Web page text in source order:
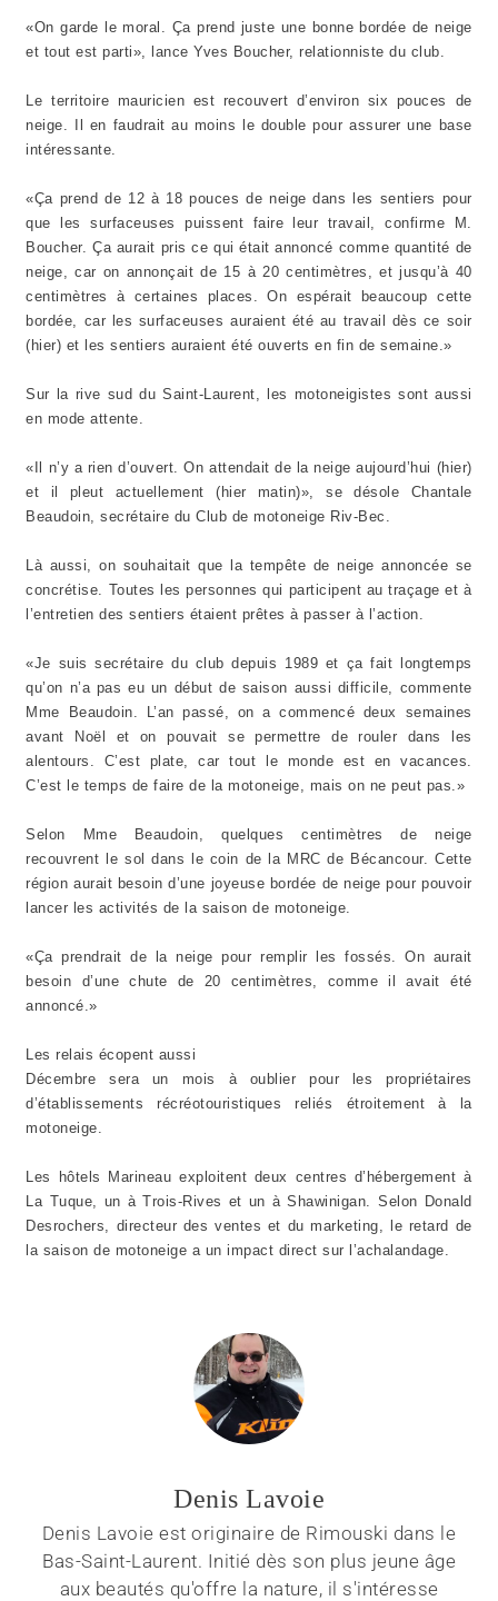
«On garde le moral. Ça prend juste une bonne bordée de neige
et tout est parti», lance Yves Boucher, relationniste du club.
Le territoire mauricien est recouvert d’environ six pouces de
neige. Il en faudrait au moins le double pour assurer une base
intéressante.
«Ça prend de 12 à 18 pouces de neige dans les sentiers pour
que les surfaceuses puissent faire leur travail, confirme M.
Boucher. Ça aurait pris ce qui était annoncé comme quantité de
neige, car on annonçait de 15 à 20 centimètres, et jusqu’à 40
centimètres à certaines places. On espérait beaucoup cette
bordée, car les surfaceuses auraient été au travail dès ce soir
(hier) et les sentiers auraient été ouverts en fin de semaine.»
Sur la rive sud du Saint-Laurent, les motoneigistes sont aussi
en mode attente.
«Il n’y a rien d’ouvert. On attendait de la neige aujourd’hui (hier)
et il pleut actuellement (hier matin)», se désole Chantale
Beaudoin, secrétaire du Club de motoneige Riv-Bec.
Là aussi, on souhaitait que la tempête de neige annoncée se
concrétise. Toutes les personnes qui participent au traçage et à
l’entretien des sentiers étaient prêtes à passer à l’action.
«Je suis secrétaire du club depuis 1989 et ça fait longtemps
qu’on n’a pas eu un début de saison aussi difficile, commente
Mme Beaudoin. L’an passé, on a commencé deux semaines
avant Noël et on pouvait se permettre de rouler dans les
alentours. C’est plate, car tout le monde est en vacances.
C’est le temps de faire de la motoneige, mais on ne peut pas.»
Selon Mme Beaudoin, quelques centimètres de neige
recouvrent le sol dans le coin de la MRC de Bécancour. Cette
région aurait besoin d’une joyeuse bordée de neige pour pouvoir
lancer les activités de la saison de motoneige.
«Ça prendrait de la neige pour remplir les fossés. On aurait
besoin d’une chute de 20 centimètres, comme il avait été
annoncé.»
Les relais écopent aussi
Décembre sera un mois à oublier pour les propriétaires
d’établissements récréotouristiques reliés étroitement à la
motoneige.
Les hôtels Marineau exploitent deux centres d’hébergement à
La Tuque, un à Trois-Rives et un à Shawinigan. Selon Donald
Desrochers, directeur des ventes et du marketing, le retard de
la saison de motoneige a un impact direct sur l’achalandage.
Denis Lavoie
Denis Lavoie est originaire de Rimouski dans le
Bas-Saint-Laurent. Initié dès son plus jeune âge
aux beautés qu'offre la nature, il s'intéresse